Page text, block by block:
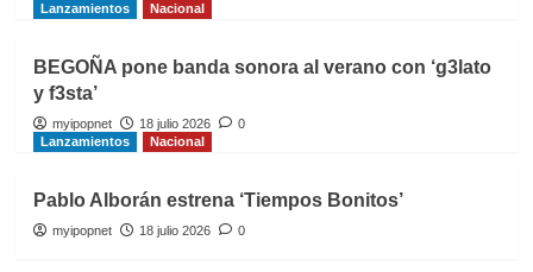
Lanzamientos
Nacional
BEGOÑA pone banda sonora al verano con ‘g3lato
y f3sta’
myipopnet 18 julio 2026
0
Lanzamientos
Nacional
Pablo Alborán estrena ‘Tiempos Bonitos’
myipopnet 18 julio 2026 0